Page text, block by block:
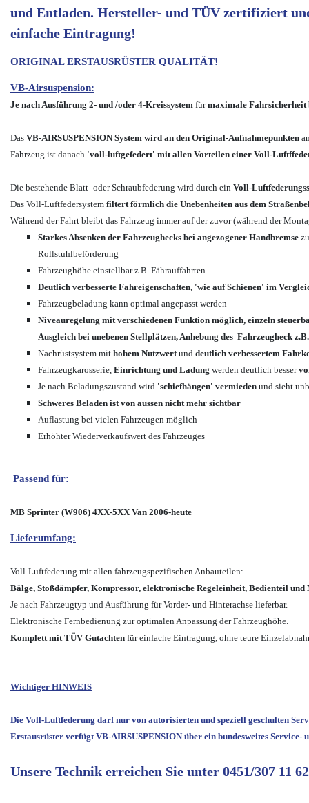
und Entladen. Hersteller- und TÜV zertifiziert
einfache Eintragung!
ORIGINAL ERSTAUSRÜSTER QUALITÄT!
VB-Airsuspension:
Je nach Ausführung 2- und /oder 4-Kreissystem fürmaximale Fahrsicherheit
Das VB-AIRSUSPENSION System wird an den Original-Aufnahmepunkten
Fahrzeug ist danach 'voll-luftgefedert' mit allen Vorteilen einer Voll-
Die bestehende Blatt- oder Schraubfederung wird durch ein Voll-
Das Voll-Luftfedersystem filtert förmlich die Unebenheiten aus dem
Während der Fahrt bleibt das Fahrzeug immer auf der zuvor (während der
Starkes Absenken der Fahrzeughecks bei angezogener Handbremse
Rollstuhlbeförderung
Fahrzeughöhe einstellbar z.B. Fährauffahrten
Deutlich verbesserte Fahreigenschaften, 'wie auf Schienen' im
Fahrzeugbeladung kann optimal angepasst werden
Niveauregelung mit verschiedenen Funktion möglich, einzeln
Ausgleich bei unebenen Stellplätzen, Anhebung des Fahrzeugheck
Nachrüstsystem mit hohem Nutzwert und deutlich verbessertem
Fahrzeugkarosserie, Einrichtung und Ladung werden deutlich besser
Je nach Beladungszustand wird 'schiefhängen' vermieden und sieht
Schweres Beladen ist von aussen nicht mehr sichtbar
Auflastung bei vielen Fahrzeugen möglich
Erhöhter Wiederverkaufswert des Fahrzeuges
Passend für:
MB Sprinter (W906) 4XX-5XX Van 2006-heute
Lieferumfang:
Voll-Luftfederung mit allen fahrzeugspezifischen Anbauteilen:
Bälge, Stoßdämpfer, Kompressor, elektronische Regeleinheit, Bedienteil und
Je nach Fahrzeugtyp und Ausführung für Vorder- und Hinterachse lieferbar.
Elektronische Fernbedienung zur optimalen Anpassung der Fahrzeughöhe.
Komplett mit TÜV Gutachten für einfache Eintragung, ohne teure
Wichtiger HINWEIS
Die Voll-Luftfederung darf nur von autorisierten und speziell geschulten
Erstausrüster verfügt VB-AIRSUSPENSION über ein bundesweites Service-
Unsere Technik erreichen Sie unter 0451/307 11 62